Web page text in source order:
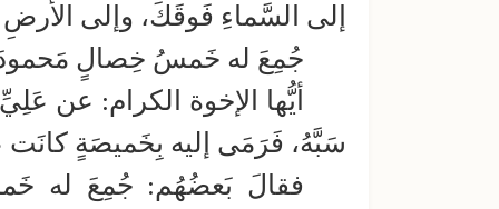
إلى السَّماءِ فَوقَكَ، وإلى
جُمِعَ له خَمسُ خِصالٍ
أيُّها الإخوة الكرام: عن
سَبَّهُ، فَرَمَى إليه بِخَميصَةٍ كانَت
فقالَ بَعضُهُم: جُمِعَ له